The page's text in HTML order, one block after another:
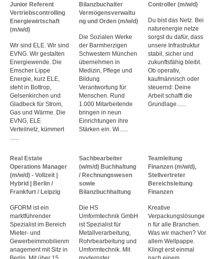
Junior Referent
Vertriebscontrolling
Energiewirtschaft
(m/w/d)
Wir sind ELE. Wir sind
EVNG. Wir gestalten
Energiewende. Die
Emscher Lippe
Energie, kurz ELE,
steht in Bottrop,
Gelsenkirchen und
Gladbeck für Strom,
Gas und Wärme. Die
EVNG, ELE
Verteilnetz, kümmert
Bilanzbuchalter
Vermögensverwaltu
ng und Orden (m/w/d)
Die Sozialen Werke
der Barmherzigen
Schwestern München
übernehmen in
Medizin, Pflege und
Bildung
Verantwortung für
Menschen. Rund
1.000 Mitarbeitende
bringen in neun
Einrichtungen ihre
Stärken ein. Wi......
Controller (m/w/d)
Du bist das Netz. Bei
naturenergie netze
sorgst du dafür, dass
unsere Infrastruktur
stabil, sicher und
zukunftsfähig bleibt.
Ob operativ,
kaufmännisch oder
steuernd: Deine
Arbeit schafft die
Grundlage......
Real Estate
Operations Manager
(m/w/d) - Vollzeit |
Hybrid | Berlin /
Frankfurt / Leipzig
GFORM ist ein
marktführender
Spezialist im Bereich
Mieter- und
Gewerbeimmobilienm
anagement mit Sitz in
Sachbearbeiter
(w/m/d) Buchhaltung
/ Rechnungswesen
sowie
Bilanzbuchhaltung
Die HS
Umformtechnik GmbH
ist Spezialist für
Metallverarbeitung,
Rohrbearbeitung und
Umformtechnik. Mit
Teamleitung
Finanzen (m/w/d),
Stellvertreter
Bereichsleitung
Finanzen
Kreative
Verpackungslösunge
n für alle Branchen.
Was wir machen? Vor
allem Wellpappe.
Klingt erst einmal